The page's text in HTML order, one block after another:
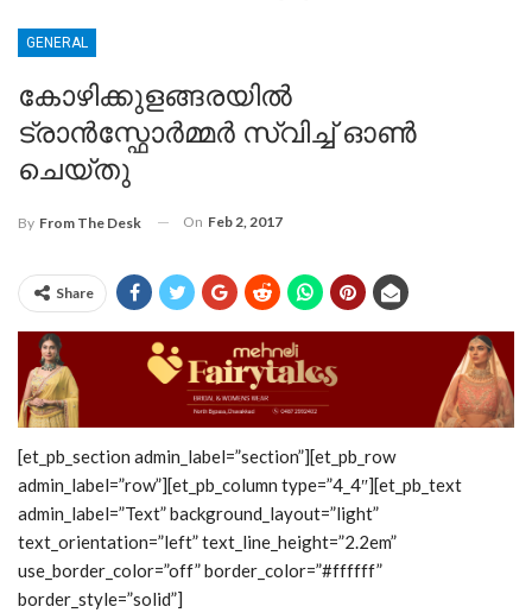
GENERAL
കോഴിക്കുളങ്ങരയില്‍
ട്രാന്‍സ്ഫോര്‍മ്മര്‍ സ്വിച്ച് ഓണ്‍
ചെയ്തു
By From The Desk On Feb 2, 2017
Share
[et_pb_section admin_label=”section”][et_pb_row
admin_label=”row”][et_pb_column type=”4_4″][et_pb_text
admin_label=”Text” background_layout=”light”
text_orientation=”left” text_line_height=”2.2em”
use_border_color=”off” border_color=”#ffffff”
border_style=”solid”]